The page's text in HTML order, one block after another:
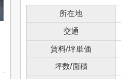
所在地
交通
賃料/坪単価
坪数/面積